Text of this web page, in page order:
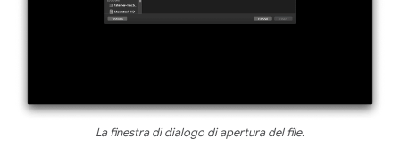
La finestra di dialogo di apertura del file.